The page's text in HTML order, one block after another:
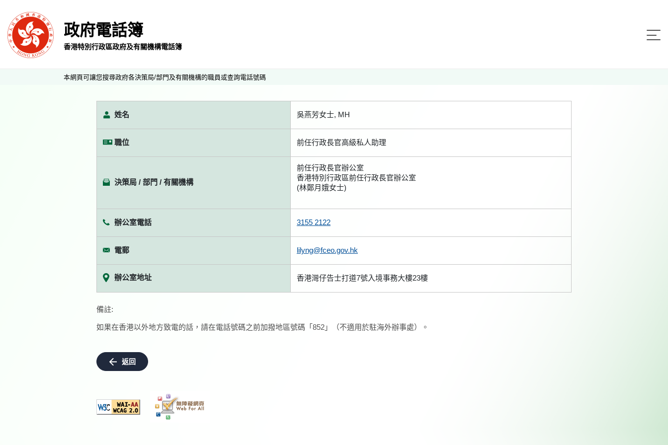
政府電話簿
香港特別行政區政府及有關機構電話簿
本網頁可讓您搜尋政府各決策局/部門及有關機構的職員或查詢電話號碼
姓名 吳燕芳女士, MH
職位 前任行政長官高級私人助理
決策局 / 部門 / 有關機構
前任行政長官辦公室
香港特別行政區前任行政長官辦公室
(林鄭月娥女士)
辦公室電話 3155 2122
電郵 lilyng@fceo.gov.hk
辦公室地址 香港灣仔告士打道7號入境事務大樓23樓
備註:
如果在香港以外地方致電的話，請在電話號碼之前加撥地區號碼「852」（不適用於駐海外辦事處）。
返回